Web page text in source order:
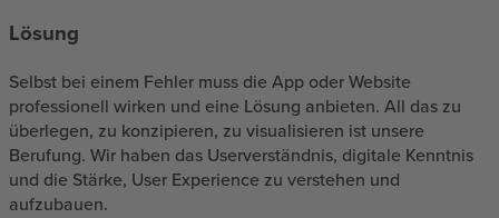
Lösung
Selbst bei einem Fehler muss die App oder Website
professionell wirken und eine Lösung anbieten. All das zu
überlegen, zu konzipieren, zu visualisieren ist unsere
Berufung. Wir haben das Userverständnis, digitale Kenntnis
und die Stärke, User Experience zu verstehen und
aufzubauen.